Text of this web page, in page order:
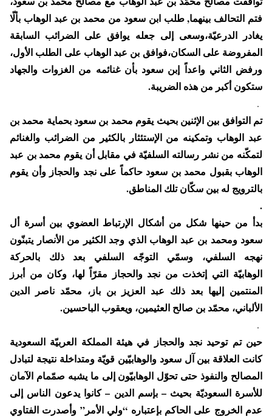
فتم التحالف بينهما, طلب ابن سعود من محمد بن عبد الوهاب بألّا
يغادر الدرعيّة،وسعى إلى جعله يوافق على الضرائب السابقة
المفروضة على السكان،فوافق بن عبد الوهاب على الطلب الأول،
ورفض الثاني واعداً إبن سعود بأن غنائمه من الغزوات والجهاد
ستكون أكبر من هذه الضريبة.
.
تم التوافق بين الإثنين بحيث يقوم محمد بن سعود بحماية محمد بن
عبد الوهاب وتمكينه من الإستئثار بالكثير من الضرائب والغنائم
لتمكّنه من نشر رسالته السلفيّة في مقابل أن يقوم محمد بن عبد
الوهاب بقبول محمد بن سعود حاكماً على نجد والحجاز وأن يقوم
بالترويج له بين سكّان تلك المناطق.
.
بدأ من حينها شكل من أشكال الإرتباط العضوي بين أسرة أل
سعود ومحمد بن عبد الوهاب الذي وجد الكثير من الأنصار يتبنّون
نهجه السلفي، وسمّي التوجّه السلفي بعد ذلك بالحركة
الوهابيّة التي إتخذت من نجد والحجاز مقرّاً لها، وكان من أبرز
المنتمين إليها بعد ذلك عبد العزيز بن باز، محمّد ناصر الدين
الألباني، محمّد بن صالح العثيمين، ويعقوب الباحسين.
.
حين تم توحيد نجد والحجاز في هيئة المملكة العربيّة السعودية
كانت العلاقة بين آل سعود والوهابيّين قويّة ومتداخلة نتيجة لتبادل
المصالح والنفوذ حتى تحوّل الوهابيّون إلى ما يشبه صمّمام الآمان
للأسرة السعوديّة بحيث – بإسم الدين – كانوا يدعون الناس إلى
عدم الخروج على الحاكم بإعتباره “ولي الأمر” وأصدرت الفتاوي